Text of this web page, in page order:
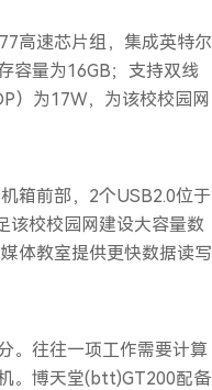
高速芯片组，集成英特尔
容量为16GB；支持双线
）为17W，为该校校园网
箱前部，2个USB2.0位于
该校校园网建设大容量数
体教室提供更快数据读写
。往往一项工作需要计算
。博天堂(btt)GT200配备